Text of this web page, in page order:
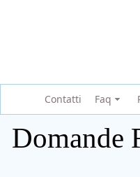
Contatti Faq
Domande